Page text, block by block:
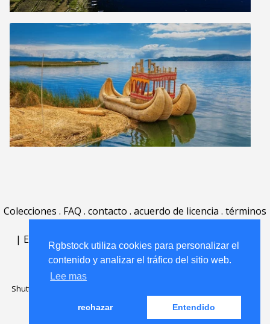
Rgbstock utiliza cookies para personalizar el
contenido y analizar el tráfico del sitio web.
Lee mas
rechazar Entendido
Colecciones . FAQ . contacto . acuerdo de licencia . términos
| English | Deutsch| Español Português
Nederlands|
Shutterstock official partner of Rgbstock
Rgbstock